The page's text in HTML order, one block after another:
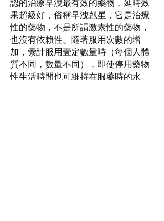
認的治療早洩最有效的藥物，延時效
果超級好，俗稱早洩剋星，它是治療
性的藥物，不是所謂激素性的藥物，
也沒有依賴性。隨著服用次數的增
加，纍計服用壹定數量時（每個人體
質不同，數量不同），即使停用藥物
性生活時間也可維持在服藥時的水